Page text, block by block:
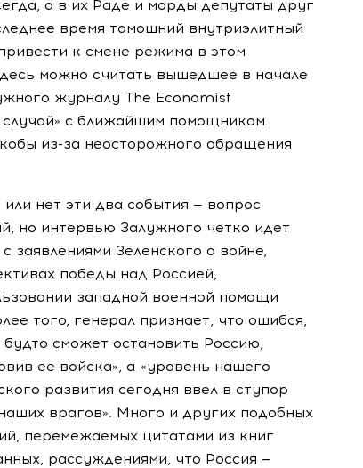
а в их Раде и морды депутаты друг
время тамошний внутриэлитный
к смене режима в этом
можно считать вышедшее в начале
журналу The Economist
с ближайшим помощником
из-за неосторожного обращения
нет эти два события — вопрос
но интервью Залужного четко идет
заявлениями Зеленского о войне,
победы над Россией,
западной военной помощи
того, генерал признает, что ошибся,
будто сможет остановить Россию,
ее войска», а «уровень нашего
развития сегодня ввел в ступор
врагов». Много и других подобных
перемежаемых цитатами из книг
рассуждениями, что Россия —